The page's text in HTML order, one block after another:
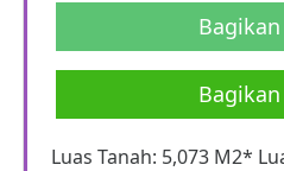
Luas Tanah: 5,073 M2*